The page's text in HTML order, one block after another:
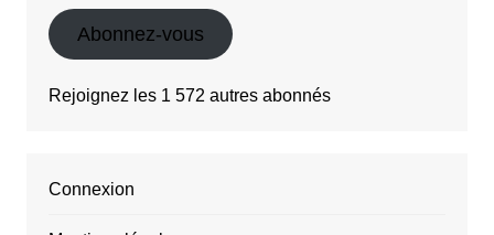
Abonnez-vous
Rejoignez les 1 572 autres abonnés
Connexion